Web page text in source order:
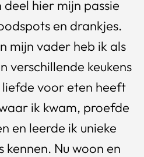
deel hier mijn passie
en drankjes.
mijn vader heb ik als
verschillende keukens
voor eten heeft
ik kwam, proefde
en leerde ik unieke
Nu woon en